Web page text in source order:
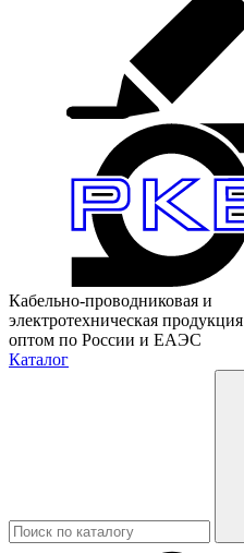
Кабельно-проводниковая и
электротехническая продукция
оптом по России и ЕАЭС
Каталог